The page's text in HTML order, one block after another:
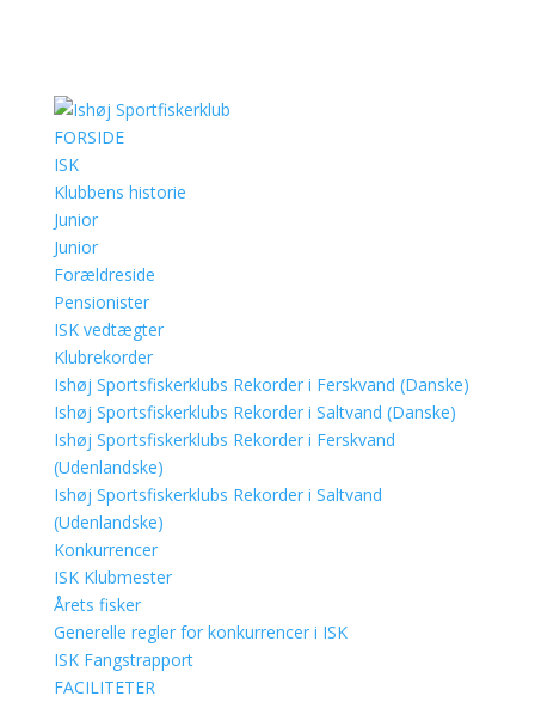
FORSIDE
ISK
Klubbens historie
Junior
Junior
Forældreside
Pensionister
ISK vedtægter
Klubrekorder
Ishøj Sportsfiskerklubs Rekorder i Ferskvand (Danske)
Ishøj Sportsfiskerklubs Rekorder i Saltvand (Danske)
Ishøj Sportsfiskerklubs Rekorder i Ferskvand
(Udenlandske)
Ishøj Sportsfiskerklubs Rekorder i Saltvand
(Udenlandske)
Konkurrencer
ISK Klubmester
Årets fisker
Generelle regler for konkurrencer i ISK
ISK Fangstrapport
FACILITETER